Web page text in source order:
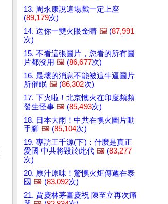
13. 周永康說這場戲一定上座
(89,179次)
14. 送你一雙火眼金睛 🖼️ (87,991
次)
15. 不看這張圖片，您看的所有圖
片都沒用 🖼️ (86,677次)
16. 最壞的消息不能被這牛逼圖片
所催眠 🖼️ (86,302次)
17. 下火啦！北京懊火在印度頻頻
發生怪事 🖼️ (85,493次)
18. 日本大雨！中共在懊火圖片動
手腳 🖼️ (85,104次)
19. 專訪王千源(下)：什麼是真正
愛國 中共將毀於此代 🖼️ (83,277
次)
20. 原汁原味！驚懊火炬傳遞在泰
國 🖼️ (83,092次)
21. 賈慶林茅臺慶祝 陳至立再次痛